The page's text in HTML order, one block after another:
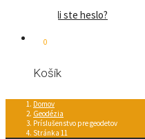
Stratili ste heslo?
0
Košík
Domov
Geodézia
Príslušenstvo pre geodetov
Stránka 11